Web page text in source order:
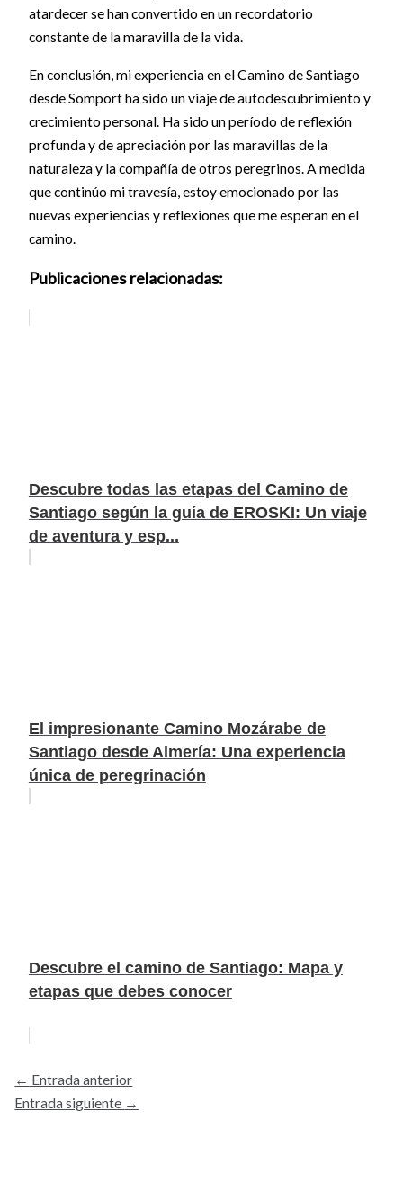
atardecer se han convertido en un recordatorio
constante de la maravilla de la vida.
En conclusión, mi experiencia en el Camino de Santiago
desde Somport ha sido un viaje de autodescubrimiento y
crecimiento personal. Ha sido un período de reflexión
profunda y de apreciación por las maravillas de la
naturaleza y la compañía de otros peregrinos. A medida
que continúo mi travesía, estoy emocionado por las
nuevas experiencias y reflexiones que me esperan en el
camino.
Publicaciones relacionadas:
Descubre todas las etapas del Camino de
Santiago según la guía de EROSKI: Un viaje
de aventura y esp...
El impresionante Camino Mozárabe de
Santiago desde Almería: Una experiencia
única de peregrinación
Descubre el camino de Santiago: Mapa y
etapas que debes conocer
← Entrada anterior
Entrada siguiente →